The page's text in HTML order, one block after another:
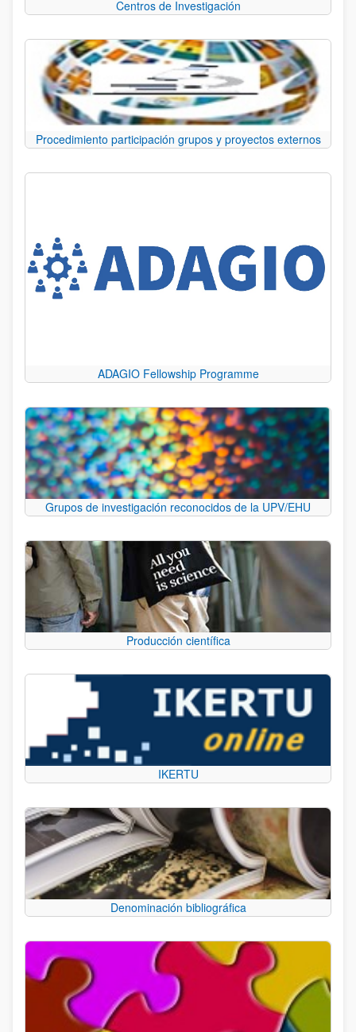
Centros de Investigación
Procedimiento participación grupos y proyectos externos
ADAGIO Fellowship Programme
Grupos de investigación reconocidos de la UPV/EHU
Producción científica
IKERTU
Denominación bibliográfica